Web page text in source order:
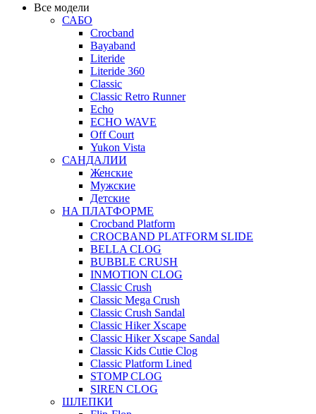
Все модели
САБО
Crocband
Bayaband
Literide
Literide 360
Classic
Classic Retro Runner
Echo
ECHO WAVE
Off Court
Yukon Vista
САНДАЛИИ
Женские
Мужские
Детские
НА ПЛАТФОРМЕ
Crocband Platform
CROCBAND PLATFORM SLIDE
BELLA CLOG
BUBBLE CRUSH
INMOTION CLOG
Classic Crush
Classic Mega Crush
Classic Crush Sandal
Classic Hiker Xscape
Classic Hiker Xscape Sandal
Classic Kids Cutie Clog
Classic Platform Lined
STOMP CLOG
SIREN CLOG
ШЛЕПКИ